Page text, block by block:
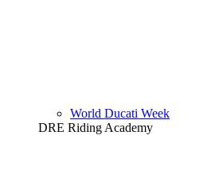
World Ducati Week
DRE Riding Academy